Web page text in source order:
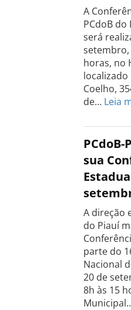
18
de
A
PCdoB do
será
setembro,
horas, no
localizado
Coelho,
de… Leia
sua
A direção
do Piauí
parte do
Nacional
20 de
8h às 15